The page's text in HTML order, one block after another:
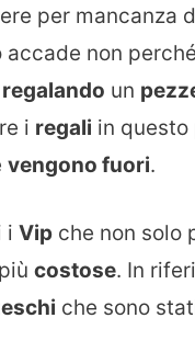
per mancanza
accade non
regalando un
i regali in questo
vengono fuori.
i Vip che non solo
costose. In
che sono